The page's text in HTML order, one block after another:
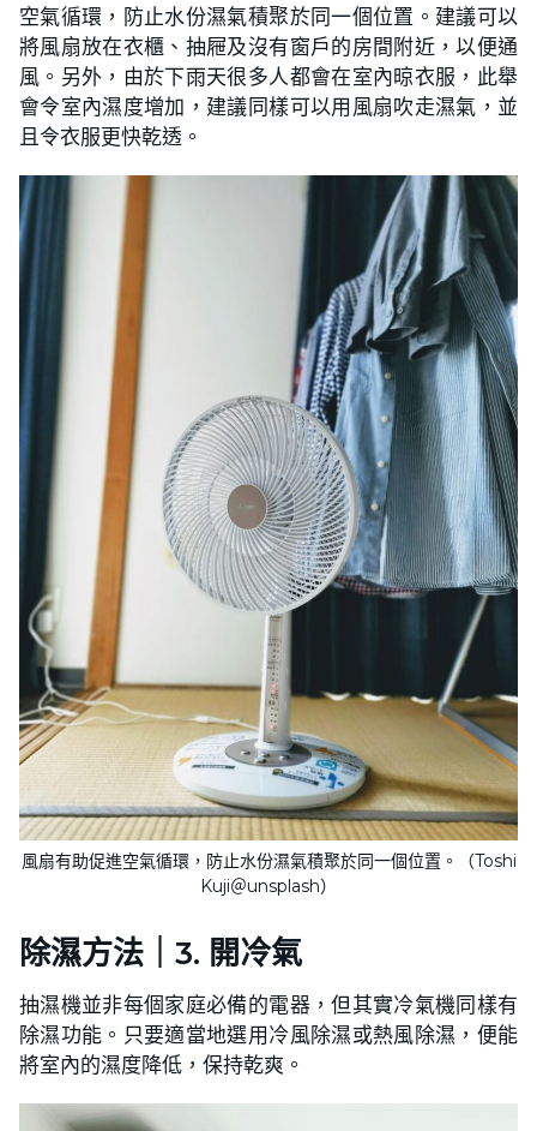
空氣循環，防止水份濕氣積聚於同一個位置。建議可以
將風扇放在衣櫃、抽屜及沒有窗戶的房間附近，以便通
風。另外，由於下雨天很多人都會在室內晾衣服，此舉
會令室內濕度增加，建議同樣可以用風扇吹走濕氣，並
且令衣服更快乾透。
風扇有助促進空氣循環，防止水份濕氣積聚於同一個位置。（Toshi
Kuji＠unsplash）
除濕方法｜3. 開冷氣
抽濕機並非每個家庭必備的電器，但其實冷氣機同樣有
除濕功能。只要適當地選用冷風除濕或熱風除濕，便能
將室內的濕度降低，保持乾爽。